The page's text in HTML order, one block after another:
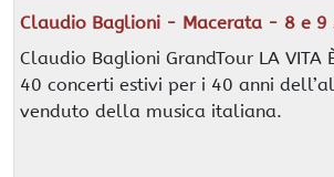
Claudio Baglioni - Macerata - 8 e 9
Claudio Baglioni GrandTour LA VITA
40 concerti estivi per i 40 anni
venduto della musica italiana.